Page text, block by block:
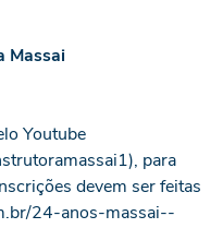
Massai
Youtube
), para
devem ser feitas
24-anos-massai--